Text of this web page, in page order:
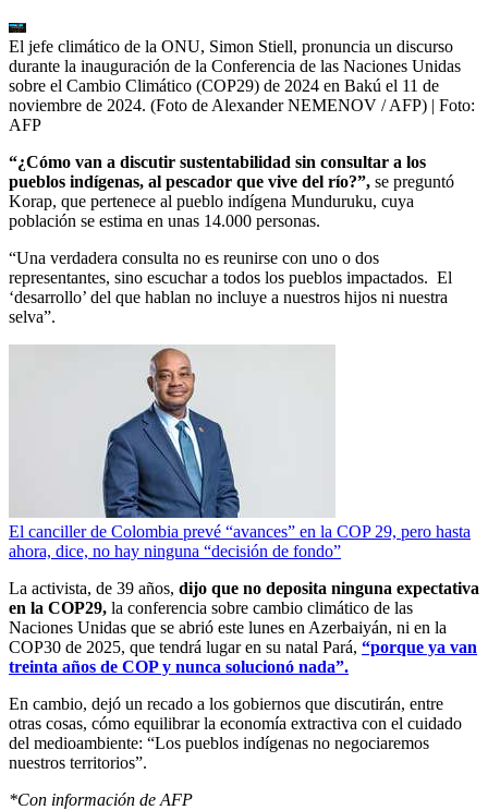
El jefe climático de la ONU, Simon Stiell, pronuncia un discurso
durante la inauguración de la Conferencia de las Naciones Unidas
sobre el Cambio Climático (COP29) de 2024 en Bakú el 11 de
noviembre de 2024. (Foto de Alexander NEMENOV / AFP) | Foto:
AFP
“¿Cómo van a discutir sustentabilidad sin consultar a los
pueblos indígenas, al pescador que vive del río?”, se preguntó
Korap, que pertenece al pueblo indígena Munduruku, cuya
población se estima en unas 14.000 personas.
“Una verdadera consulta no es reunirse con uno o dos
representantes, sino escuchar a todos los pueblos impactados. El
‘desarrollo’ del que hablan no incluye a nuestros hijos ni nuestra
selva”.
El canciller de Colombia prevé “avances” en la COP 29, pero hasta
ahora, dice, no hay ninguna “decisión de fondo”
La activista, de 39 años, dijo que no deposita ninguna expectativa
en la COP29, la conferencia sobre cambio climático de las
Naciones Unidas que se abrió este lunes en Azerbaiyán, ni en la
COP30 de 2025, que tendrá lugar en su natal Pará, “porque ya van
treinta años de COP y nunca solucionó nada”.
En cambio, dejó un recado a los gobiernos que discutirán, entre
otras cosas, cómo equilibrar la economía extractiva con el cuidado
del medioambiente: “Los pueblos indígenas no negociaremos
nuestros territorios”.
*Con información de AFP